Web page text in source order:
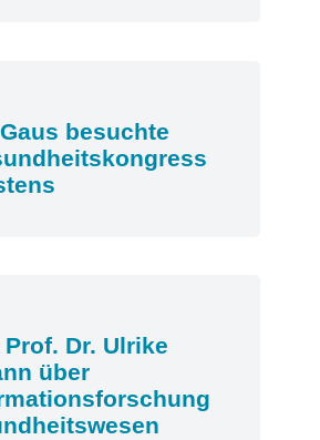
besuchte
Dr. Ulrike
über